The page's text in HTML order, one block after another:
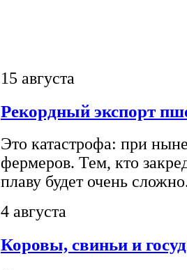
15 августа
Рекордный экспорт
Это катастрофа: при
фермеров. Тем, кто
плаву будет очень
4 августа
Коровы, свиньи и